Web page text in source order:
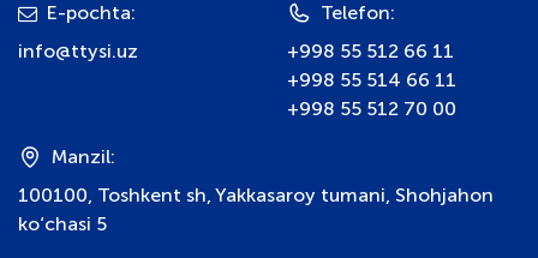
E-pochta:
info@ttysi.uz
Telefon:
+998 55 512 66 11
+998 55 514 66 11
+998 55 512 70 00
Manzil:
100100, Toshkent sh, Yakkasaroy tumani, Shohjahon
ko‘chasi 5